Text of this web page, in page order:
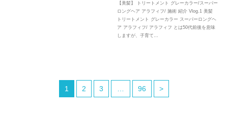
【美髪】 トリートメント グレーカラー/スーパー
ロングヘア アラフィフ/ 施術 紹介 Vlog.1 美髪
トリートメント グレーカラー スーパーロングヘ
ア アラフィフ/ アラフィフ とは50代前後を意味
しますが、子育て…
1 2 3 96 >